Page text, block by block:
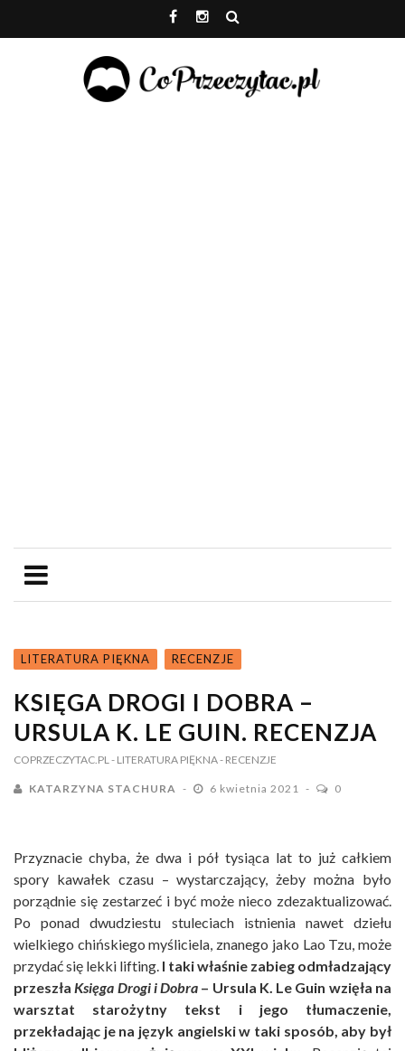
LITERATURA PIĘKNA RECENZJE
KSIĘGA DROGI I DOBRA –
URSULA K. LE GUIN. RECENZJA
COPRZECZYTAC.PL - LITERATURA PIĘKNA- RECENZJE
KATARZYNA STACHURA 6 kwietnia 2021 0
Przyznacie chyba, że dwa i pół tysiąca lat to już całkiem
spory kawałek czasu – wystarczający, żeby można było
porządnie się zestarzeć i być może nieco zdezaktualizować.
Po ponad dwudziestu stuleciach istnienia nawet dziełu
wielkiego chińskiego myśliciela, znanego jako Lao Tzu, może
przydać się lekki lifting. I taki właśnie zabieg odmładzający
przeszłaKsięga Drogi i Dobra – Ursula K. Le Guin wzięła na
warsztat starożytny tekst i jego tłumaczenie,
przekładając je na język angielski w taki sposób, aby był